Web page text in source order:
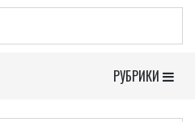
Toggle
РУБРИКИ